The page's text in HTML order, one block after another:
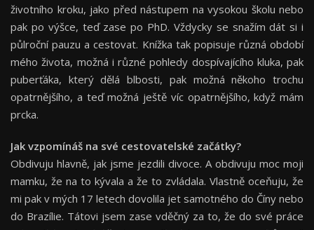
životního kroku, jako před nástupem na vysokou školu nebo
pak po výšce, teď zase po PhD. Vždycky se snažím dát si i
půlroční pauzu a cestovat. Knížka tak popisuje různá období
mého života, možná i různé pohledy dospívajícího kluka, pak
puberťáka, který dělá blbosti, pak možná někoho trochu
opatrnějšího, a teď možná ještě víc opatrnějšího, když mám
prcka.
Jak vzpomínáš na své cestovatelské začátky?
Obdivuju hlavně, jak jsme jezdili divoce. A obdivuju moc moji
mamku, že na to kývala a že to zvládala. Vlastně oceňuju, že
mi pak v mých 17 letech dovolila jet samotného do Číny nebo
do Brazílie. Tátovi jsem zase vděčný za to, že do své práce